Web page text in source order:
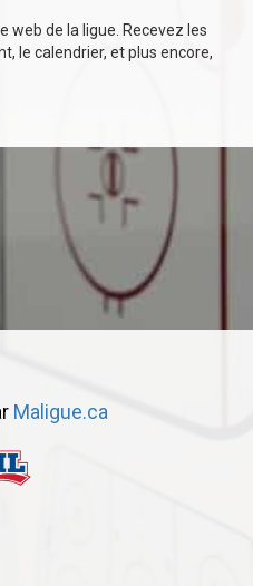
web de la ligue. Recevez les
le calendrier, et plus encore,
Maligue.ca